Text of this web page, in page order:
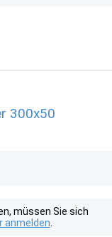
300x50
müssen Sie sich
anmelden